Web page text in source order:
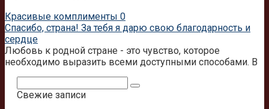
Красивые комплименты 0
Спасибо, страна! За тебя я дарю свою благодарность и
сердце
Любовь к родной стране - это чувство, которое
необходимо выразить всеми доступными способами. В
Свежие записи